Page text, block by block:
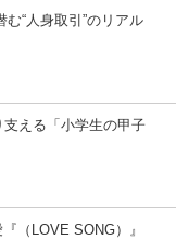
“人身取引”のリアル
える「小学生の甲子
（LOVE SONG）』